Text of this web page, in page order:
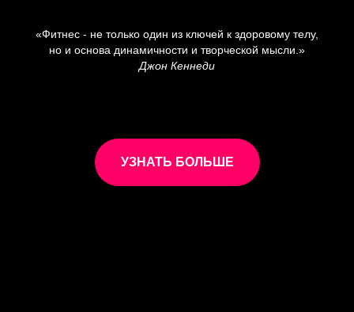
«Фитнес - не только один из ключей к здоровому телу,
но и основа динамичности и творческой мысли.»
Джон Кеннеди
УЗНАТЬ БОЛЬШЕ